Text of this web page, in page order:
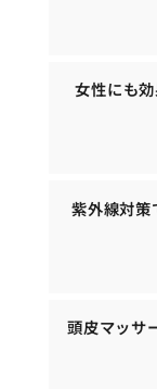
女性にも
紫外線対策
頭皮マッサ